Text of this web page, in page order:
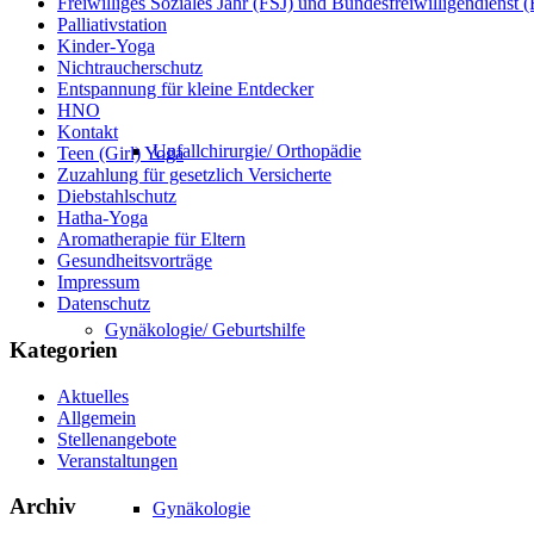
Unfallchirurgie/ Orthopädie
Gynäkologie/ Geburtshilfe
Gynäkologie
Palliativstation
Kinder-Yoga
Nichtraucherschutz
Entspannung für kleine Entdecker
HNO
Kontakt
Teen (Girl) Yoga
Zuzahlung für gesetzlich Versicherte
Diebstahlschutz
Hatha-Yoga
Aromatherapie für Eltern
Gesundheitsvorträge
Impressum
Datenschutz
Kategorien
Aktuelles
Allgemein
Stellenangebote
Veranstaltungen
Archiv